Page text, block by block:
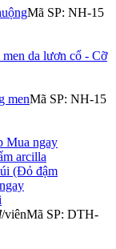
Mã SP: NH-15
da lươn cổ - Cỡ
menMã SP: NH-15
Mua ngay
(Đỏ đậm
/viênMã SP: DTH-